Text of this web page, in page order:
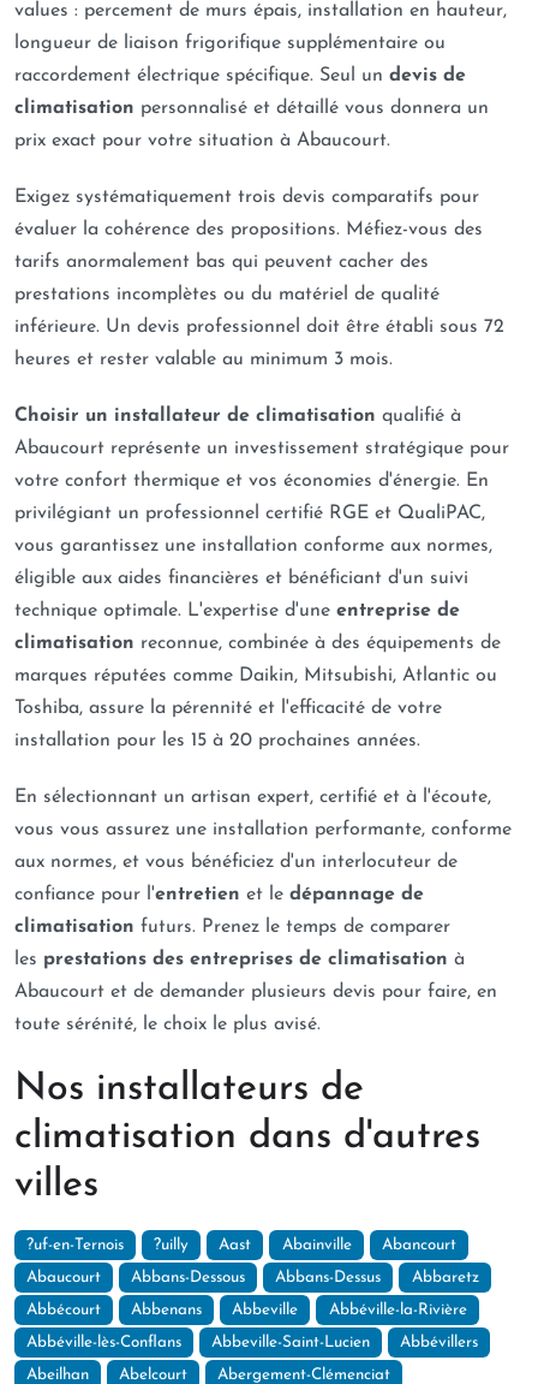
values : percement de murs épais, installation en hauteur,
longueur de liaison frigorifique supplémentaire ou
raccordement électrique spécifique. Seul un devis de
climatisation personnalisé et détaillé vous donnera un
prix exact pour votre situation à Abaucourt.
Exigez systématiquement trois devis comparatifs pour
évaluer la cohérence des propositions. Méfiez-vous des
tarifs anormalement bas qui peuvent cacher des
prestations incomplètes ou du matériel de qualité
inférieure. Un devis professionnel doit être établi sous 72
heures et rester valable au minimum 3 mois.
Choisir un installateur de climatisation qualifié à
Abaucourt représente un investissement stratégique pour
votre confort thermique et vos économies d'énergie. En
privilégiant un professionnel certifié RGE et QualiPAC,
vous garantissez une installation conforme aux normes,
éligible aux aides financières et bénéficiant d'un suivi
technique optimale. L'expertise d'une entreprise de
climatisation reconnue, combinée à des équipements de
marques réputées comme Daikin, Mitsubishi, Atlantic ou
Toshiba, assure la pérennité et l'efficacité de votre
installation pour les 15 à 20 prochaines années.
En sélectionnant un artisan expert, certifié et à l'écoute,
vous vous assurez une installation performante, conforme
aux normes, et vous bénéficiez d'un interlocuteur de
confiance pour l'entretien et le dépannage de
climatisation futurs. Prenez le temps de comparer
les prestations des entreprises de climatisation à
Abaucourt et de demander plusieurs devis pour faire, en
toute sérénité, le choix le plus avisé.
Nos installateurs de
climatisation dans d'autres
villes
?uf-en-Ternois ?uilly Aast Abainville Abancourt
Abaucourt Abbans-Dessous Abbans-Dessus Abbaretz
Abbécourt Abbenans Abbeville Abbéville-la-Rivière
Abbéville-lès-Conflans Abbeville-Saint-Lucien Abbévillers
Abeilhan Abelcourt Abergement-Clémenciat